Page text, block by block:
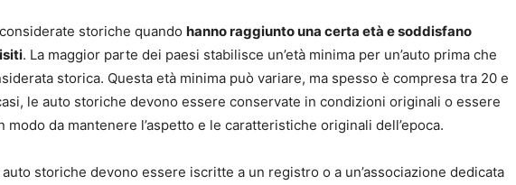
storiche quando hanno raggiunto una certa età e soddisfano
. La maggior parte dei paesi stabilisce un’età minima per un’auto prima che
storica. Questa età minima può variare, ma spesso è compresa tra 20 e
le auto storiche devono essere conservate in condizioni originali o essere
modo da mantenere l’aspetto e le caratteristiche originali dell’epoca.
storiche devono essere iscritte a un registro o a un’associazione dedicata